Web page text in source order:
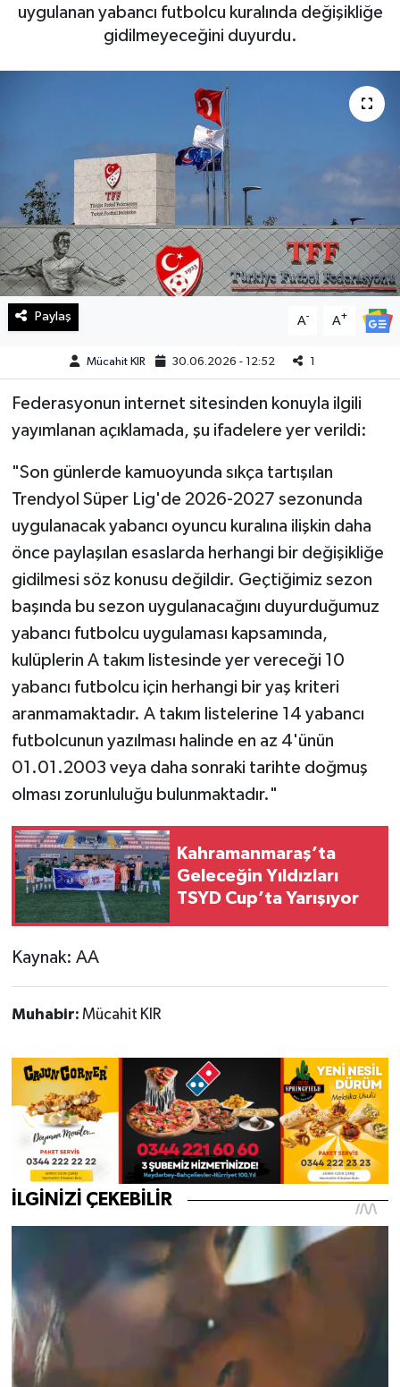
uygulanan yabancı futbolcu kuralında değişikliğe
gidilmeyeceğini duyurdu.
Paylaş A- A+
Mücahit KIR 30.06.2026 - 12:52 1
Federasyonun internet sitesinden konuyla ilgili
yayımlanan açıklamada, şu ifadelere yer verildi:
"Son günlerde kamuoyunda sıkça tartışılan
Trendyol Süper Lig'de 2026-2027 sezonunda
uygulanacak yabancı oyuncu kuralına ilişkin daha
önce paylaşılan esaslarda herhangi bir değişikliğe
gidilmesi söz konusu değildir. Geçtiğimiz sezon
başında bu sezon uygulanacağını duyurduğumuz
yabancı futbolcu uygulaması kapsamında,
kulüplerin A takım listesinde yer vereceği 10
yabancı futbolcu için herhangi bir yaş kriteri
aranmamaktadır. A takım listelerine 14 yabancı
futbolcunun yazılması halinde en az 4'ünün
01.01.2003 veya daha sonraki tarihte doğmuş
olması zorunluluğu bulunmaktadır."
Kahramanmaraş’ta
Geleceğin Yıldızları
TSYD Cup’ta Yarışıyor
Kaynak: AA
Muhabir: Mücahit KIR
Haberde İnsan
Manşet Altı
Manşetler
Resmi İlan
Sağlık
Spor
SürManşet
Teknoloji
KAHRAMANMARAŞ